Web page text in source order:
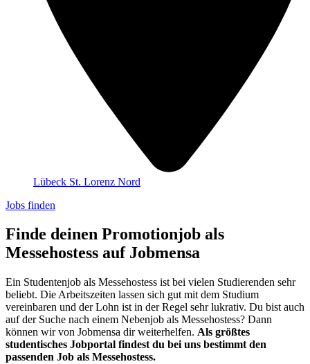
Lübeck St. Lorenz Nord
Jobs finden
Finde deinen Promotionjob als
Messehostess auf Jobmensa
Ein Studentenjob als Messehostess ist bei vielen Studierenden sehr
beliebt. Die Arbeitszeiten lassen sich gut mit dem Studium
vereinbaren und der Lohn ist in der Regel sehr lukrativ. Du bist auch
auf der Suche nach einem Nebenjob als Messehostess? Dann
können wir von Jobmensa dir weiterhelfen. Als größtes
studentisches Jobportal findest du bei uns bestimmt den
passenden Job als Messehostess.